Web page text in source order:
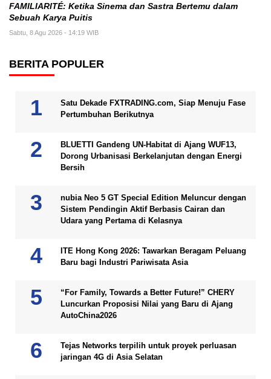
FAMILIARITÉ: Ketika Sinema dan Sastra Bertemu dalam
Sebuah Karya Puitis
Sabtu, 8 Agu 2026 - 14:19 WIB
BERITA POPULER
Satu Dekade FXTRADING.com, Siap Menuju Fase
Pertumbuhan Berikutnya
BLUETTI Gandeng UN-Habitat di Ajang WUF13,
Dorong Urbanisasi Berkelanjutan dengan Energi
Bersih
nubia Neo 5 GT Special Edition Meluncur dengan
Sistem Pendingin Aktif Berbasis Cairan dan
Udara yang Pertama di Kelasnya
ITE Hong Kong 2026: Tawarkan Beragam Peluang
Baru bagi Industri Pariwisata Asia
“For Family, Towards a Better Future!” CHERY
Luncurkan Proposisi Nilai yang Baru di Ajang
AutoChina2026
Tejas Networks terpilih untuk proyek perluasan
jaringan 4G di Asia Selatan